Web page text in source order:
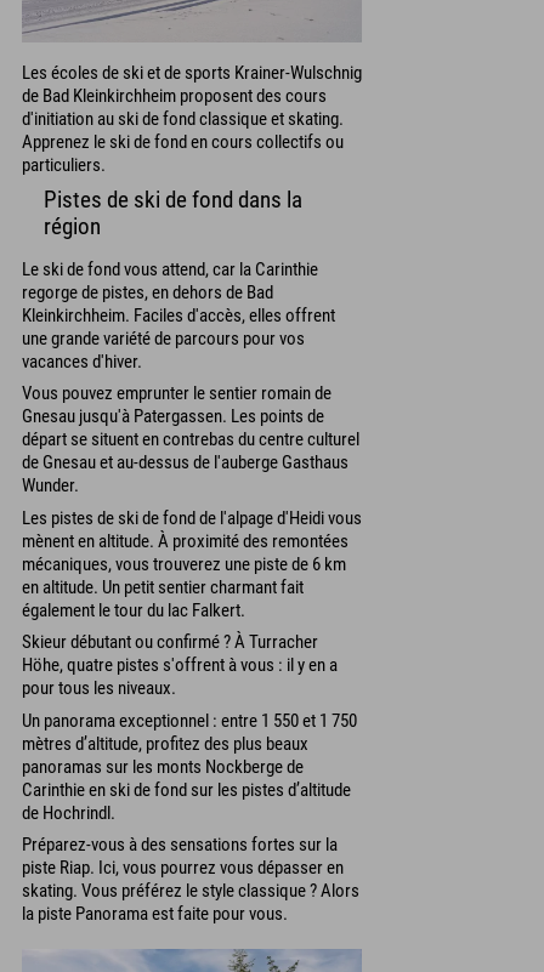
Les écoles de ski et de sports Krainer-Wulschnig
de Bad Kleinkirchheim proposent des cours
d'initiation au ski de fond classique et skating.
Apprenez le ski de fond en cours collectifs ou
particuliers.
Pistes de ski de fond dans la
région
Le ski de fond vous attend, car la Carinthie
regorge de pistes, en dehors de Bad
Kleinkirchheim. Faciles d'accès, elles offrent
une grande variété de parcours pour vos
vacances d'hiver.
Vous pouvez emprunter le sentier romain de
Gnesau jusqu'à Patergassen. Les points de
départ se situent en contrebas du centre culturel
de Gnesau et au-dessus de l'auberge Gasthaus
Wunder.
Les pistes de ski de fond de l'alpage d'Heidi vous
mènent en altitude. À proximité des remontées
mécaniques, vous trouverez une piste de 6 km
en altitude. Un petit sentier charmant fait
également le tour du lac Falkert.
Skieur débutant ou confirmé ? À Turracher
Höhe, quatre pistes s'offrent à vous : il y en a
pour tous les niveaux.
Un panorama exceptionnel : entre 1 550 et 1 750
mètres d’altitude, profitez des plus beaux
panoramas sur les monts Nockberge de
Carinthie en ski de fond sur les pistes d’altitude
de Hochrindl.
Préparez-vous à des sensations fortes sur la
piste Riap. Ici, vous pourrez vous dépasser en
skating. Vous préférez le style classique ? Alors
la piste Panorama est faite pour vous.